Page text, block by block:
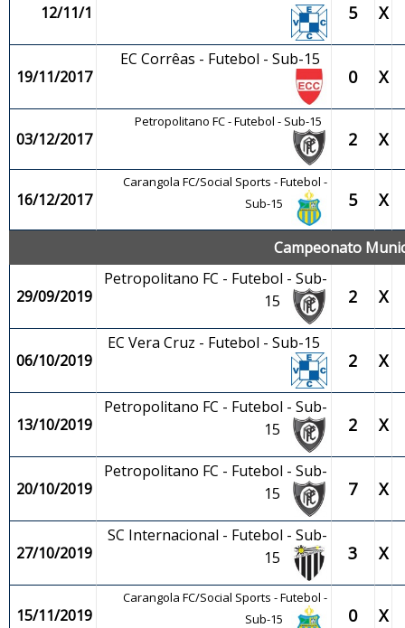
12/11/1 5 X
19/11/2017
EC Corrêas - Futebol - Sub-15
0 X
03/12/2017
Petropolitano FC - Futebol - Sub-15
2 X
16/12/2017
Carangola FC/Social Sports - Futebol -
Sub-15
5 X
Campeonato
29/09/2019
Petropolitano FC - Futebol - Sub-
15
2 X
06/10/2019
EC Vera Cruz - Futebol - Sub-15
2 X
13/10/2019
Petropolitano FC - Futebol - Sub-
15
2 X
20/10/2019
Petropolitano FC - Futebol - Sub-
15
7 X
27/10/2019
SC Internacional - Futebol - Sub-
15
3 X
15/11/2019
Carangola FC/Social Sports - Futebol -
Sub-15
0 X